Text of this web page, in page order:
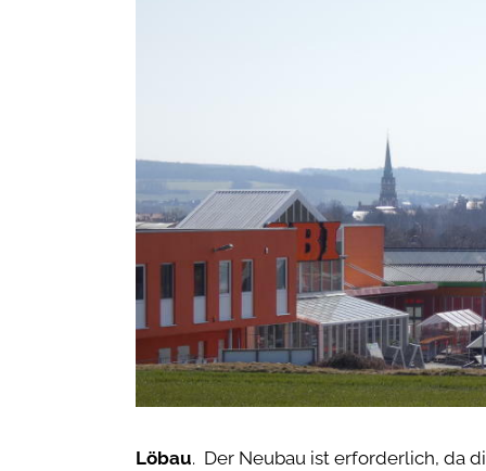
Löbau. Der Neubau ist erforderlich, da